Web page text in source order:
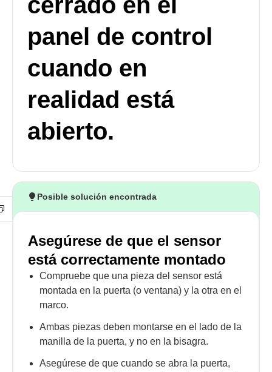
panel de control
cuando en
realidad está
abierto.
Posible solución encontrada
Asegúrese de que el sensor
está correctamente montado
Compruebe que una pieza del sensor está
montada en la puerta (o ventana) y la otra en el
marco.
Ambas piezas deben montarse en el lado de la
manilla de la puerta, y no en la bisagra.
Asegúrese de que cuando se abra la puerta,